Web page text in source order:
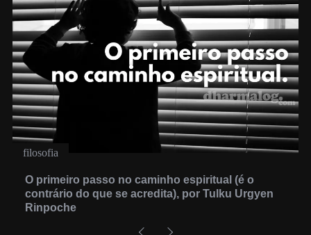
filosofia
O primeiro passo no caminho espiritual (é o
contrário do que se acredita), por Tulku Urgyen
Rinpoche